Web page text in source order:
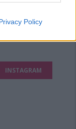
Policy
INSTAGRAM